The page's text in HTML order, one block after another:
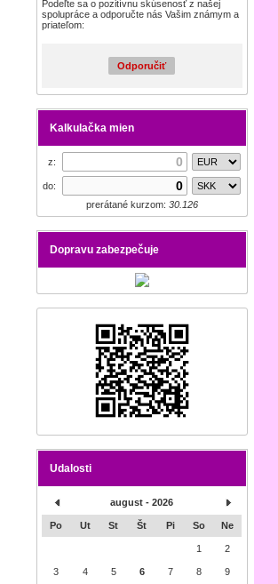
Podeľte sa o pozitívnu skúsenosť z našej
spolupráce a odporučte nás Vašim známym a
priateľom:
Odporučiť
Kalkulačka mien
z:
do:
prerátané kurzom: 30.126
Dopravu zabezpečuje
Udalosti
august - 2026
Po Ut St Št Pi So Ne
1 2
3 4 5 6 7 8 9